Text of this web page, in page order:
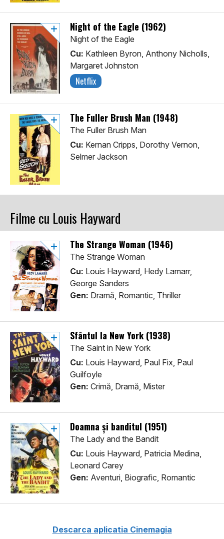
Night of the Eagle (1962)
Night of the Eagle
Cu: Kathleen Byron, Anthony Nicholls,
Margaret Johnston
Netflix
The Fuller Brush Man (1948)
The Fuller Brush Man
Cu: Kernan Cripps, Dorothy Vernon,
Selmer Jackson
Filme cu Louis Hayward
The Strange Woman (1946)
The Strange Woman
Cu: Louis Hayward, Hedy Lamarr,
George Sanders
Gen: Dramă, Romantic, Thriller
Sfântul la New York (1938)
The Saint in New York
Cu: Louis Hayward, Paul Fix, Paul
Guilfoyle
Gen: Crimă, Dramă, Mister
Doamna și banditul (1951)
The Lady and the Bandit
Cu: Louis Hayward, Patricia Medina,
Leonard Carey
Gen: Aventuri, Biografic, Romantic
Descarca aplicatia Cinemagia